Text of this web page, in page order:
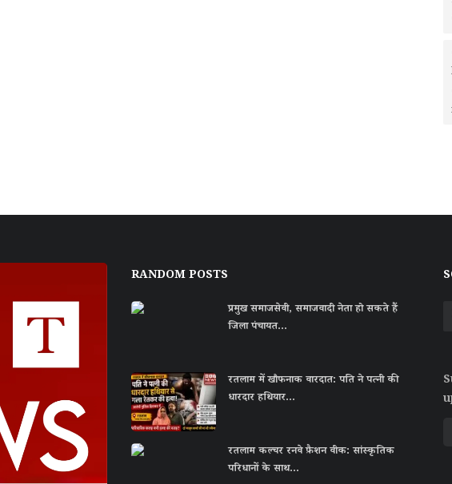
RANDOM POSTS
प्रमुख समाजसेवी, समाजवादी नेता हो सकते हैं
जिला पंचायत...
रतलाम में खौफनाक वारदात: पति ने पत्नी की
धारदार हथियार...
रतलाम कल्चर रनवे फ़ैशन वीक: सांस्कृतिक
परिधानों के साथ...